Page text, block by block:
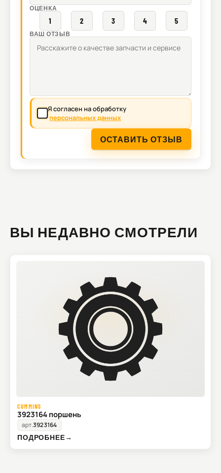
ОЦЕНКА
1 2 3 4 5
ВАШ ОТЗЫВ
Я согласен на обработку
персональных данных
ОСТАВИТЬ ОТЗЫВ
ВЫ НЕДАВНО СМОТРЕЛИ
CUMMINS
3923164 поршень
арт.3923164
ПОДРОБНЕЕ→